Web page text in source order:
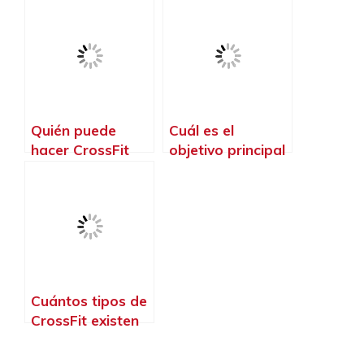
Quién puede
hacer CrossFit
Cuál es el
objetivo principal
Cuántos tipos de
CrossFit existen